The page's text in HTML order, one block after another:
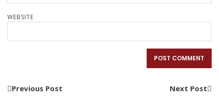
WEBSITE
Previous Post Next Post